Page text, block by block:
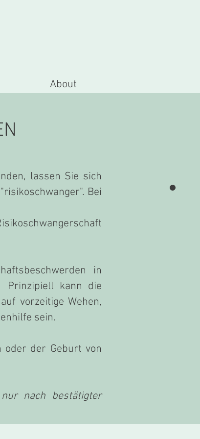
About
lassen Sie sich
Bei
in
Prinzipiell kann die
vorzeitige Wehen,
sein.
oder der Geburt von
nach bestätigter